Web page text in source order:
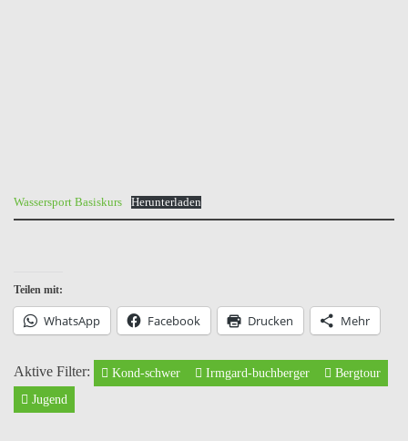
Wassersport Basiskurs Herunterladen
Teilen mit:
WhatsApp Facebook Drucken Mehr
Aktive Filter: Kond-schwer Irmgard-buchberger
Bergtour
Jugend